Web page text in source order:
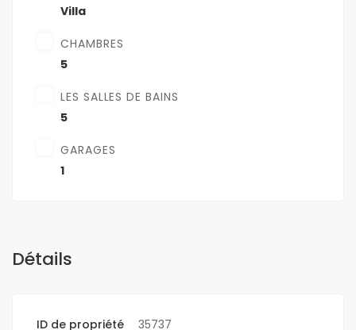
Villa
CHAMBRES
5
LES SALLES DE BAINS
5
GARAGES
1
Détails
ID de propriété 35737